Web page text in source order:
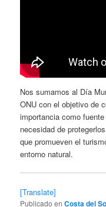
Nos sumamos al Día
ONU con el objetivo de
importancia como
necesidad de
que promueven el
entorno natural.
[Translate]
Publicado en Costa del